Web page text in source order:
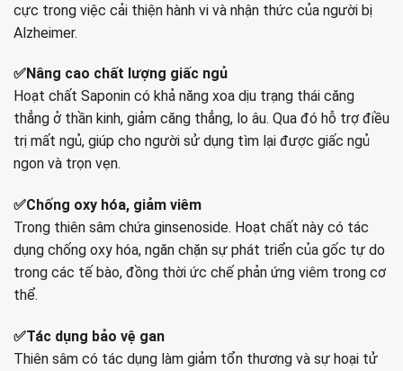
cực trong việc cải thiện hành vi và nhận thức của người bị
Alzheimer.
✅Nâng cao chất lượng giấc ngủ
Hoạt chất Saponin có khả năng xoa dịu trạng thái căng
thẳng ở thần kinh, giảm căng thẳng, lo âu. Qua đó hỗ trợ điều
trị mất ngủ, giúp cho người sử dụng tìm lại được giấc ngủ
ngon và trọn vẹn.
✅Chống oxy hóa, giảm viêm
Trong thiên sâm chứa ginsenoside. Hoạt chất này có tác
dụng chống oxy hóa, ngăn chặn sự phát triển của gốc tự do
trong các tế bào, đồng thời ức chế phản ứng viêm trong cơ
thể.
✅Tác dụng bảo vệ gan
Thiên sâm có tác dụng làm giảm tổn thương và sự hoại tử